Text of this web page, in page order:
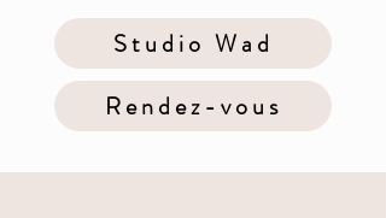
Studio Wad
Rendez-vous